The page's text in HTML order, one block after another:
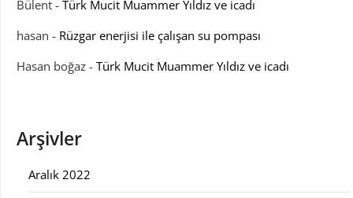
Bülent - Türk Mucit Muammer Yıldız ve icadı
hasan - Rüzgar enerjisi ile çalışan su pompası
Hasan boğaz - Türk Mucit Muammer Yıldız ve icadı
Arşivler
Aralık 2022